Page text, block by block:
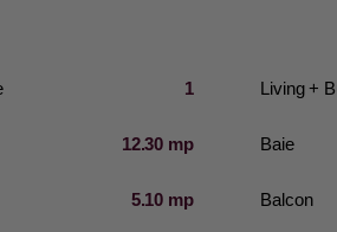
1 Living +
12.30 mp Baie
5.10 mp Balcon